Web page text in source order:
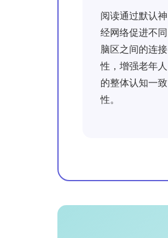
阅读通过默认神
经网络促进不同
脑区之间的连接
性，增强老年人
的整体认知一致
性。